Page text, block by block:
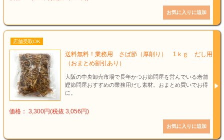
店舗受取OK
送料無料！業務用 さば節（厚削り） 1ｋｇ だし用
（おまとめ割引あり）
大阪の中央卸売市場で長年かつお節問屋を営んでいる老舗
鰹節問屋おすすめの業務用だし素材。おまとめ買いでお得
に。
価格： 3,300円(税抜 3,056円)